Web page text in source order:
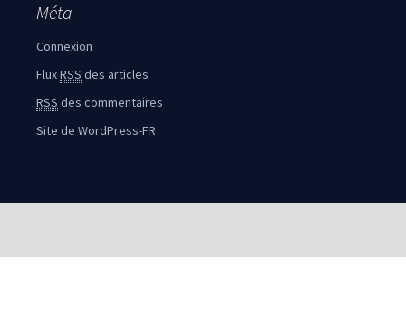
Méta
Connexion
FluxRSS des articles
RSS des commentaires
Site de WordPress-FR